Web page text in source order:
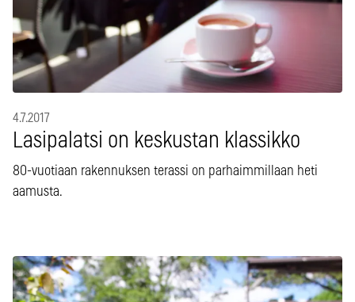
4.7.2017
Lasipalatsi on keskustan klassikko
80-vuotiaan rakennuksen terassi on parhaimmillaan heti
aamusta.